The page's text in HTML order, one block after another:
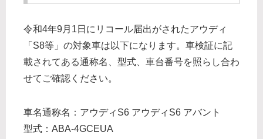
令和4年9月1日にリコール届出がされたアウディ
「S8等」の対象車は以下になります。車検証に記
載されてある通称名、型式、車台番号を照らし合わ
せてご確認ください。
車名通称名：アウディS6 アウディS6 アバント
型式：ABA-4GCEUA